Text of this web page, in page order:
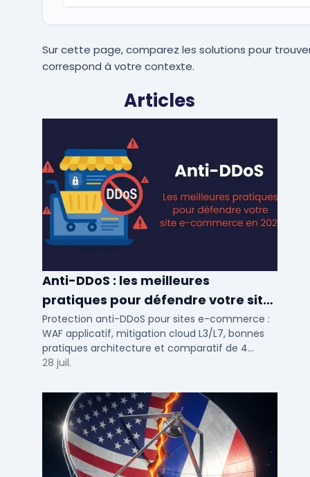
Sur cette page, comparez les solutions pour
correspond à votre contexte.
Articles
Anti-DDoS : les meilleures
pratiques pour défendre votre site
e-commerce en 2025
Protection anti-DDoS pour sites e-commerce :
WAF applicatif, mitigation cloud L3/L7, bonnes
pratiques architecture et comparatif de 4
solutions testees par des DSI en 2025.
28 juil.